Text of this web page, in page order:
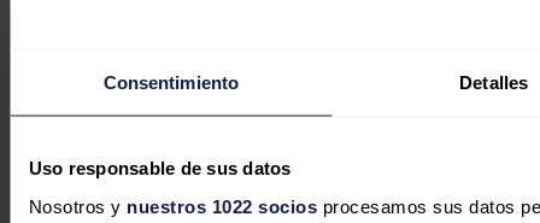
Consentimiento Detalles
Uso responsable de sus datos
Nosotros y nuestros 1022 sociosprocesamos sus datos